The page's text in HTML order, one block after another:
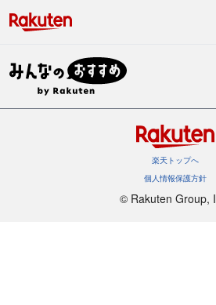
楽天トップへ
個人情報保護方針
©︎ Rakuten Group,